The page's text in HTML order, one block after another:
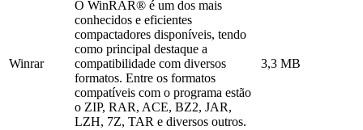
Winrar
O WinRAR® é um dos mais
conhecidos e eficientes
compactadores disponíveis, tendo
como principal destaque a
compatibilidade com diversos
formatos. Entre os formatos
compatíveis com o programa estão
o ZIP, RAR, ACE, BZ2, JAR,
LZH, 7Z, TAR e diversos outros.
3,3 MB